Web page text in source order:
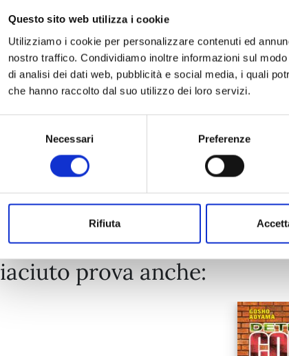
Questo sito web utilizza i cookie
Utilizziamo i cookie per personalizzare contenuti ed
nostro traffico. Condividiamo inoltre informazioni sul
di analisi dei dati web, pubblicità e social media, i quali
che hanno raccolto dal suo utilizzo dei loro servizi.
Necessari Preferenze
Rifiuta
prova anche: